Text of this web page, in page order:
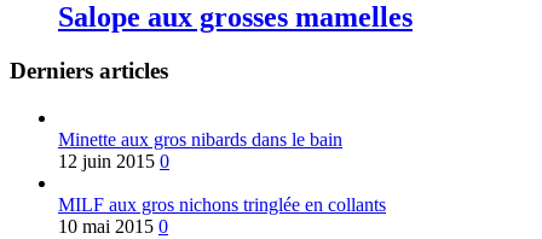
Salope aux grosses mamelles
Derniers articles
Minette aux gros nibards dans le bain
12 juin 2015 0
MILF aux gros nichons tringlée en collants
10 mai 2015 0